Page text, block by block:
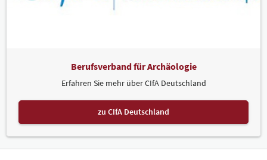
Berufsverband für Archäologie
Erfahren Sie mehr über CIfA Deutschland
zu CIfA Deutschland